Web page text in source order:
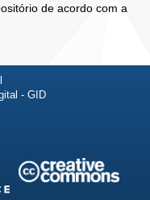
de acordo com a
- GID